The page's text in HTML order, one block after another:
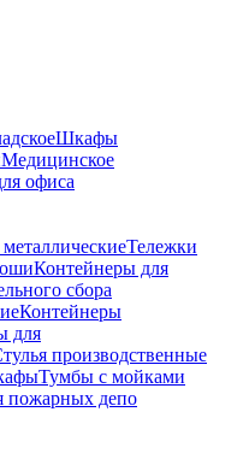
Шкафы
Медицинское
офиса
Тележки
Контейнеры для
сбора
Контейнеры
для
производственные
Тумбы с мойками
пожарных депо